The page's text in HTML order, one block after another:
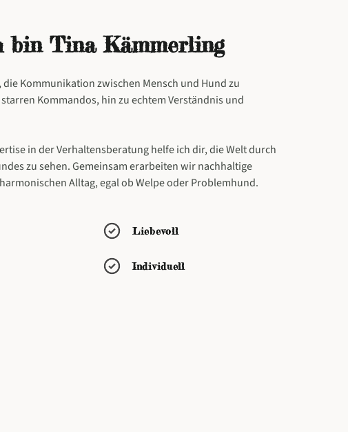
bin Tina Kämmerling
die Kommunikation zwischen Mensch und Hund zu
Kommandos, hin zu echtem Verständnis und
in der Verhaltensberatung helfe ich dir, die Welt durch
zu sehen. Gemeinsam erarbeiten wir nachhaltige
Alltag, egal ob Welpe oder Problemhund.
Liebevoll
Individuell